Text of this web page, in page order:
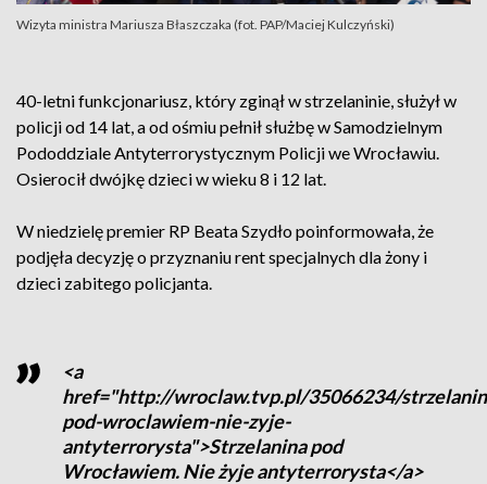
Wizyta ministra Mariusza Błaszczaka (fot. PAP/Maciej Kulczyński)
40-letni funkcjonariusz, który zginął w strzelaninie, służył w
policji od 14 lat, a od ośmiu pełnił służbę w Samodzielnym
Pododdziale Antyterrorystycznym Policji we Wrocławiu.
Osierocił dwójkę dzieci w wieku 8 i 12 lat.
W niedzielę premier RP Beata Szydło poinformowała, że
podjęła decyzję o przyznaniu rent specjalnych dla żony i
dzieci zabitego policjanta.
<a
href="http://wroclaw.tvp.pl/35066234/
pod-wroclawiem-nie-zyje-
antyterrorysta">Strzelanina pod
Wrocławiem. Nie żyje antyterrorysta</a>